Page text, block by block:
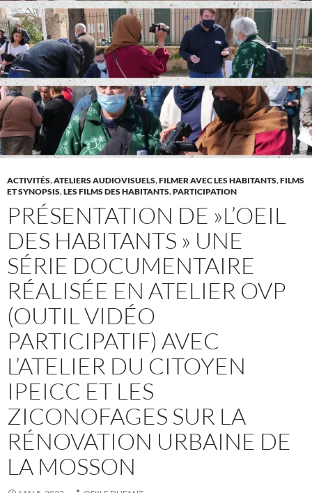
ACTIVITÉS,ATELIERS AUDIOVISUELS,FILMER AVEC LES HABITANTS,FILMS
ET SYNOPSIS,LES FILMS DES HABITANTS,PARTICIPATION
PRÉSENTATION DE »L’OEIL
DES HABITANTS » UNE
SÉRIE DOCUMENTAIRE
RÉALISÉE EN ATELIER OVP
(OUTIL VIDÉO
PARTICIPATIF) AVEC
L’ATELIER DU CITOYEN
IPEICC ET LES
ZICONOFAGES SUR LA
RÉNOVATION URBAINE DE
LA MOSSON